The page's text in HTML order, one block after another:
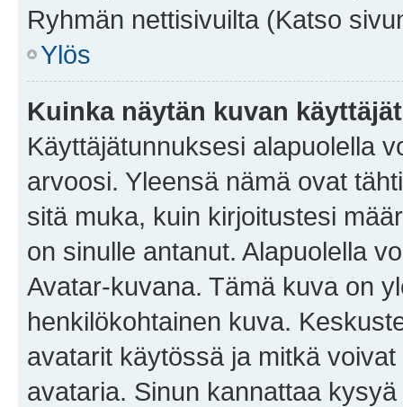
Ryhmän nettisivuilta (Katso
Ylös
Kuinka näytän kuvan
Käyttäjätunnuksesi alapuolella
arvoosi. Yleensä nämä ovat
sitä muka, kuin kirjoitustesi
on sinulle antanut. Alapuolella
Avatar-kuvana. Tämä kuva on
henkilökohtainen kuva.
avatarit käytössä ja mitkä
avataria. Sinun kannattaa